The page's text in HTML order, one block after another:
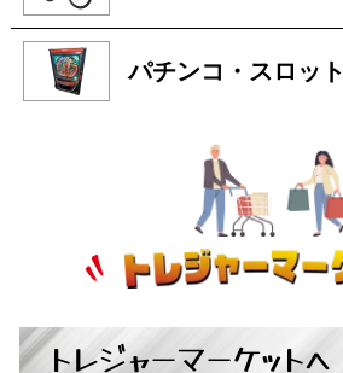
パチンコ・スロット
トレジャーマーケットへ